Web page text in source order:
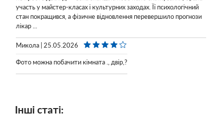
участь у майстер-класах і культурних заходах. Її психологічний
стан покращився, а фізичне відновлення перевершило прогнози
лікар ...
Микола | 25.05.2026
Фото можна побачити кімната ., двір,?
Інші статі: